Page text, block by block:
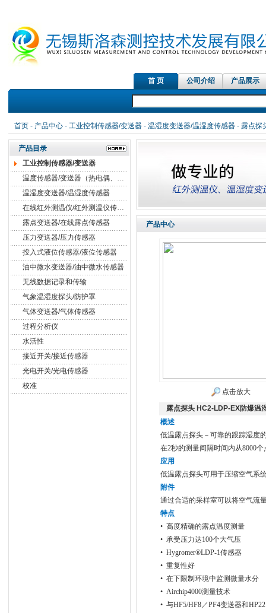
首 页 公司介绍 产品展示
首页- 产品中心- 工业控制传感器/变送器- 温湿度变送器/温湿度传感器- 露点探
产品目录
工业控制传感器/变送器
温度传感器/变送器（热电偶、热电阻）
温湿度变送器/温湿度传感器
在线红外测温仪/红外测温仪传感器
露点变送器/在线露点传感器
压力变送器/压力传感器
投入式液位传感器/液位传感器
油中微水变送器/油中微水传感器
无线数据记录和传输
气象温湿度探头/防护罩
气体变送器/气体传感器
过程分析仪
水活性
接近开关/接近传感器
光电开关/光电传感器
校准
产品中心
点击放大
露点探头 HC2-LDP-EX防爆温
概述
低温露点探头－可靠的跟踪湿度
在2秒的测量间隔时间内从8000
应用
低温露点探头可用于压缩空气系
附件
通过合适的采样室可以将空气流
特点
• 高度精确的露点温度测量
• 承受压力达100个大气压
• Hygromer®LDP-1传感器
• 重复性好
• 在下限制环境中监测微量水分
• Airchip4000测量技术
• 与HF5/HF8／PF4变送器和